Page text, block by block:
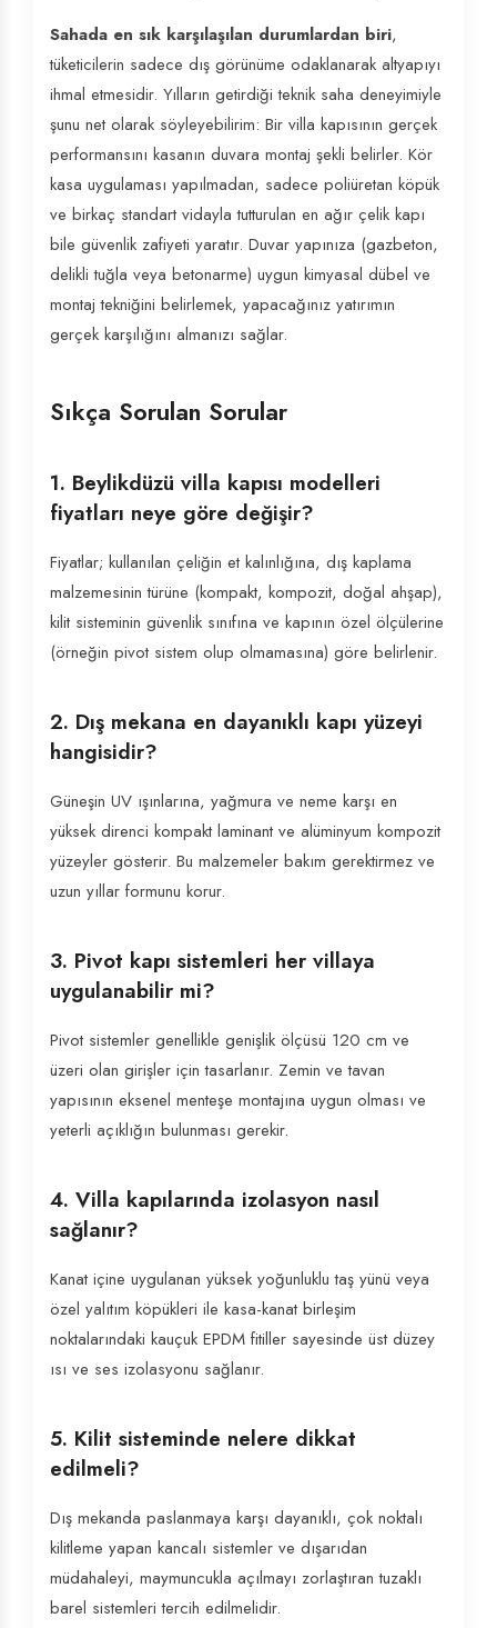
Sahada en sık karşılaşılan durumlardan biri,
tüketicilerin sadece dış görünüme odaklanarak altyapıyı
ihmal etmesidir. Yılların getirdiği teknik saha deneyimiyle
şunu net olarak söyleyebilirim: Bir villa kapısının gerçek
performansını kasanın duvara montaj şekli belirler. Kör
kasa uygulaması yapılmadan, sadece poliüretan köpük
ve birkaç standart vidayla tutturulan en ağır çelik kapı
bile güvenlik zafiyeti yaratır. Duvar yapınıza (gazbeton,
delikli tuğla veya betonarme) uygun kimyasal dübel ve
montaj tekniğini belirlemek, yapacağınız yatırımın
gerçek karşılığını almanızı sağlar.
Sıkça Sorulan Sorular
1. Beylikdüzü villa kapısı modelleri
fiyatları neye göre değişir?
Fiyatlar; kullanılan çeliğin et kalınlığına, dış kaplama
malzemesinin türüne (kompakt, kompozit, doğal ahşap),
kilit sisteminin güvenlik sınıfına ve kapının özel ölçülerine
(örneğin pivot sistem olup olmamasına) göre belirlenir.
2. Dış mekana en dayanıklı kapı yüzeyi
hangisidir?
Güneşin UV ışınlarına, yağmura ve neme karşı en
yüksek direnci kompakt laminant ve alüminyum kompozit
yüzeyler gösterir. Bu malzemeler bakım gerektirmez ve
uzun yıllar formunu korur.
3. Pivot kapı sistemleri her villaya
uygulanabilir mi?
Pivot sistemler genellikle genişlik ölçüsü 120 cm ve
üzeri olan girişler için tasarlanır. Zemin ve tavan
yapısının eksenel menteşe montajına uygun olması ve
yeterli açıklığın bulunması gerekir.
4. Villa kapılarında izolasyon nasıl
sağlanır?
Kanat içine uygulanan yüksek yoğunluklu taş yünü veya
özel yalıtım köpükleri ile kasa-kanat birleşim
noktalarındaki kauçuk EPDM fitiller sayesinde üst düzey
ısı ve ses izolasyonu sağlanır.
5. Kilit sisteminde nelere dikkat
edilmeli?
Dış mekanda paslanmaya karşı dayanıklı, çok noktalı
kilitleme yapan kancalı sistemler ve dışarıdan
müdahaleyi, maymuncukla açılmayı zorlaştıran tuzaklı
barel sistemleri tercih edilmelidir.